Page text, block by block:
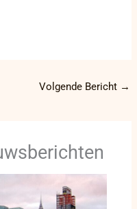
Volgende Bericht →